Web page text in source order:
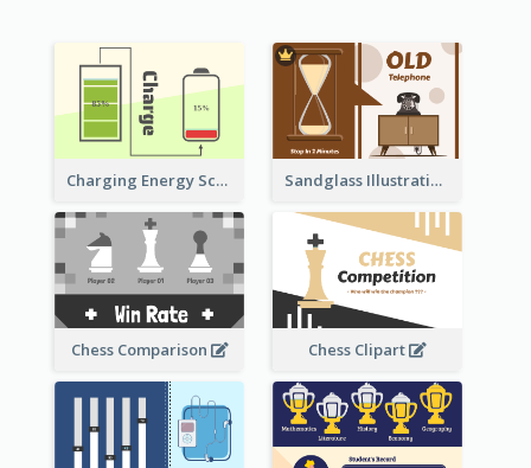
Charging Energy Schematic Diagram Sandglass Illustration About Telephone
Chess Comparison Chess Clipart